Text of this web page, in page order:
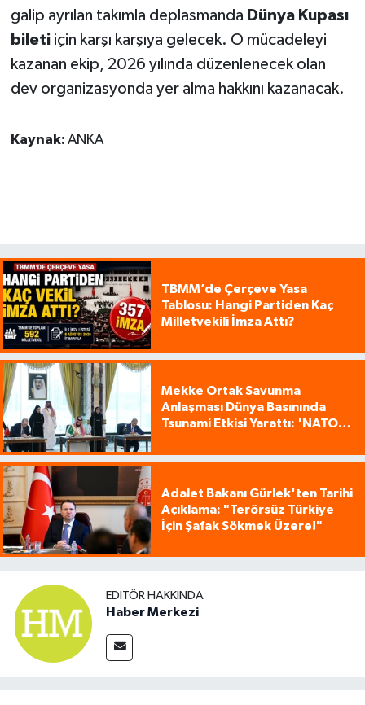
galip ayrılan takımla deplasmanda Dünya Kupası
biletiiçin karşı karşıya gelecek. O mücadeleyi
kazanan ekip, 2026 yılında düzenlenecek olan
dev organizasyonda yer alma hakkını kazanacak.
Kaynak: ANKA
TBMM’de Çerçeve Yasa
Tablosu: Hangi Partiden Kaç
Milletvekili İmza Attı?
Mekke Ortak Savunma
Anlaşması Dünya Basınında
Tsunami Etkisi Yarattı: 'NATO
Adalet Bakanı Gürlek'ten Tarihi
Açıklama: "Terörsüz Türkiye
İçin Şafak Sökmek Üzere!"
EDITÖR HAKKINDA
Haber Merkezi